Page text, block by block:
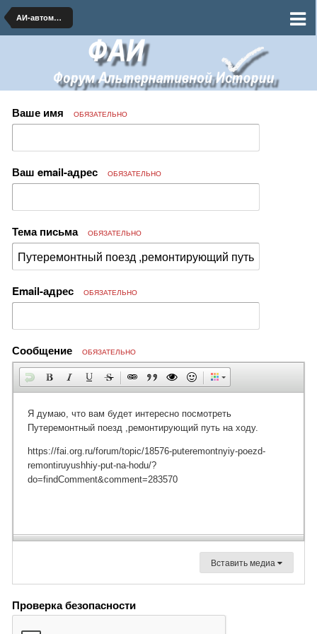
АИ-автомобилестроение и транспорт
Ваше имя ОБЯЗАТЕЛЬНО
Ваш email-адрес ОБЯЗАТЕЛЬНО
Тема письма ОБЯЗАТЕЛЬНО
Email-адрес ОБЯЗАТЕЛЬНО
Сообщение ОБЯЗАТЕЛЬНО
Вставить медиа
Проверка безопасности